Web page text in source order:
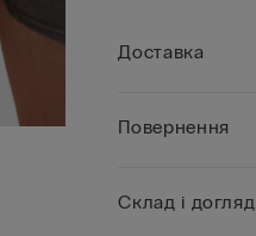
Доставка
Повернення
Склад і догляд